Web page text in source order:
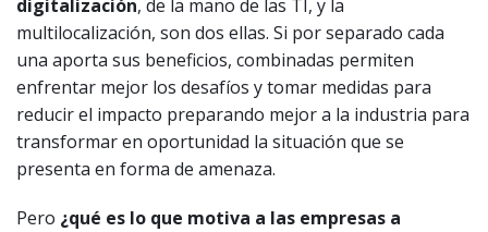
digitalización, de la mano de las TI, y la
multilocalización, son dos ellas. Si por separado cada
una aporta sus beneficios, combinadas permiten
enfrentar mejor los desafíos y tomar medidas para
reducir el impacto preparando mejor a la industria para
transformar en oportunidad la situación que se
presenta en forma de amenaza.
Pero ¿qué es lo que motiva a las empresas a